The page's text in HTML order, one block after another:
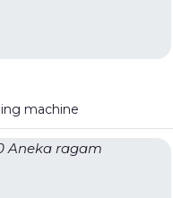
machine